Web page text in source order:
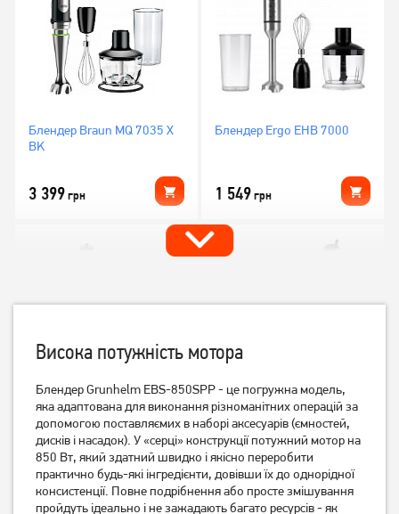
Блендер Braun MQ 7035 X
BK
3 399грн
Блендер Ergo EHB 7000
1 549грн
Блендер Ergo EHB 7500
2 049грн
Блендер Grunhelm EBS-
1000MC
3 099грн
Висока потужність мотора
Блендер Grunhelm EBS-850SPP - це погружна модель,
яка адаптована для виконання різноманітних операцій за
допомогою поставляємих в наборі аксесуарів (ємностей,
дисків і насадок). У «серці» конструкції потужний мотор на
850 Вт, який здатний швидко і якісно переробити
практично будь-які інгредієнти, довівши їх до однорідної
консистенції. Повне подрібнення або просте змішування
пройдуть ідеально і не зажадають багато ресурсів - як